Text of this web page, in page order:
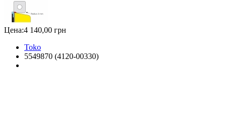
Цена:4 140,00 грн
Toko
5549870 (4120-00330)